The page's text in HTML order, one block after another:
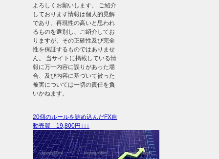
よろしくお願いします。 ご紹介
しております情報は個人的見解
であり、再現性の高いと思われ
るものを選別し、ご紹介してお
りますが、その正確性及び完全
性を保証するものではありませ
ん。 当サイトに掲載している情
報に万一内容に誤りがあった場
合、及び内容に基づいて被った
被害については一切の責任を負
いかねます。
20個のルールを詰め込んだFX自
動売買 19,800円↓↓↓